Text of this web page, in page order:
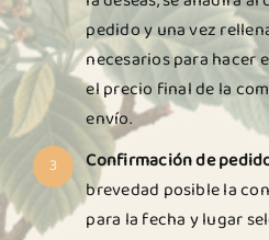
pedido y una vez
necesarios para hacer
el precio final de la
envío.
3 Confirmación de
brevedad posible la
para la fecha y lugar